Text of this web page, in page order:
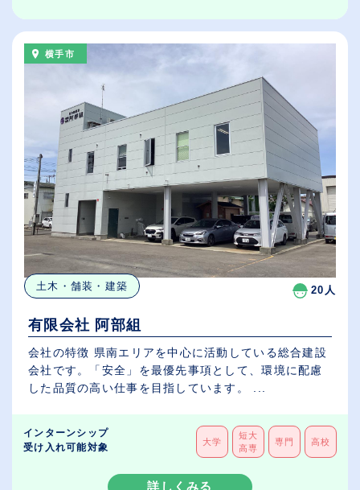
横手市
土木・舗装・建築 20人
有限会社 阿部組
会社の特徴 県南エリアを中心に活動している総合建設
会社です。「安全」を最優先事項として、環境に配慮
した品質の高い仕事を目指しています。 ...
インターンシップ
受け入れ可能対象
大学
短大
高専
専門 高校
詳しくみる